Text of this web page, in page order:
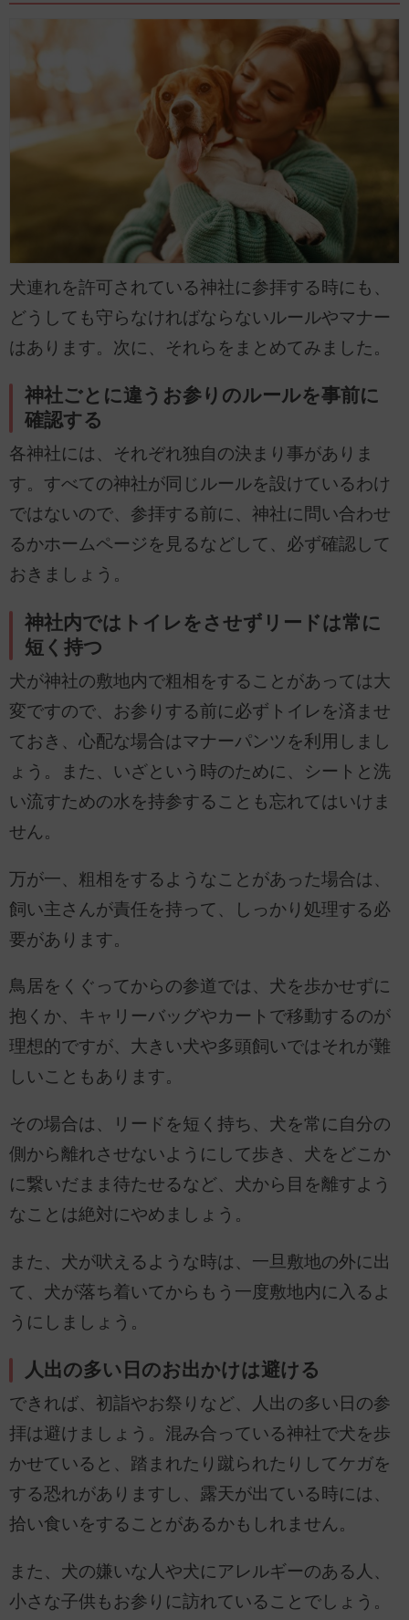
犬連れを許可されている神社に参拝する時にも、
どうしても守らなければならないルールやマナー
はあります。次に、それらをまとめてみました。
神社ごとに違うお参りのルールを事前に
確認する
各神社には、それぞれ独自の決まり事がありま
す。すべての神社が同じルールを設けているわけ
ではないので、参拝する前に、神社に問い合わせ
るかホームページを見るなどして、必ず確認して
おきましょう。
神社内ではトイレをさせずリードは常に
短く持つ
犬が神社の敷地内で粗相をすることがあっては大
変ですので、お参りする前に必ずトイレを済ませ
ておき、心配な場合はマナーパンツを利用しまし
ょう。また、いざという時のために、シートと洗
い流すための水を持参することも忘れてはいけま
せん。
万が一、粗相をするようなことがあった場合は、
飼い主さんが責任を持って、しっかり処理する必
要があります。
鳥居をくぐってからの参道では、犬を歩かせずに
抱くか、キャリーバッグやカートで移動するのが
理想的ですが、大きい犬や多頭飼いではそれが難
しいこともあります。
その場合は、リードを短く持ち、犬を常に自分の
側から離れさせないようにして歩き、犬をどこか
に繋いだまま待たせるなど、犬から目を離すよう
なことは絶対にやめましょう。
また、犬が吠えるような時は、一旦敷地の外に出
て、犬が落ち着いてからもう一度敷地内に入るよ
うにしましょう。
人出の多い日のお出かけは避ける
できれば、初詣やお祭りなど、人出の多い日の参
拝は避けましょう。混み合っている神社で犬を歩
かせていると、踏まれたり蹴られたりしてケガを
する恐れがありますし、露天が出ている時には、
拾い食いをすることがあるかもしれません。
また、犬の嫌いな人や犬にアレルギーのある人、
小さな子供もお参りに訪れていることでしょう。